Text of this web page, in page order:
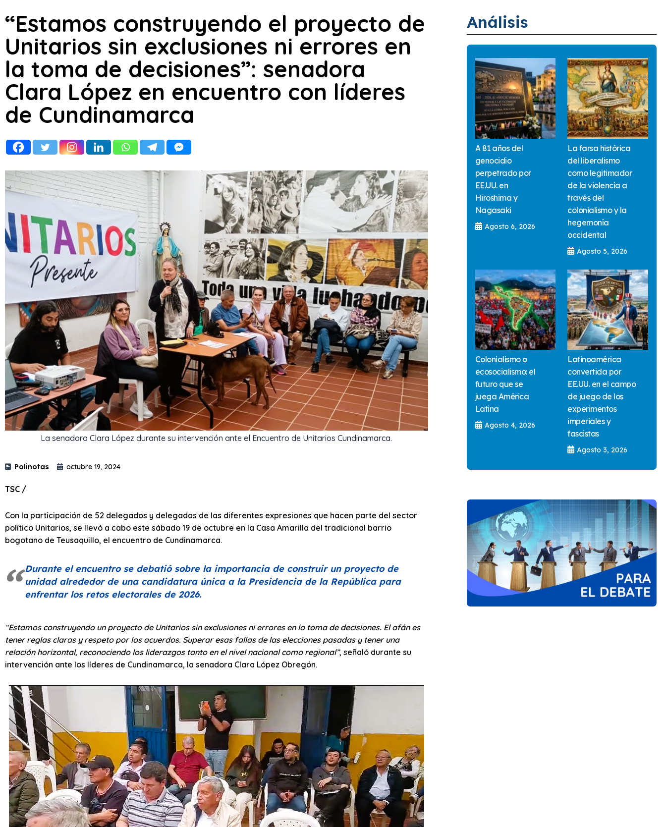
“Estamos construyendo el proyecto de
Unitarios sin exclusiones ni errores en
la toma de decisiones”: senadora
Clara López en encuentro con líderes
de Cundinamarca
La senadora Clara López durante su intervención ante el Encuentro de Unitarios Cundinamarca.
Polinotas octubre 19, 2024
TSC /
Con la participación de 52 delegados y delegadas de las diferentes expresiones que hacen parte del sector
político Unitarios, se llevó a cabo este sábado 19 de octubre en la Casa Amarilla del tradicional barrio
bogotano de Teusaquillo, el encuentro de Cundinamarca.
Durante el encuentro se debatió sobre la importancia de construir un proyecto de
unidad alrededor de una candidatura única a la Presidencia de la República para
enfrentar los retos electorales de 2026.
“Estamos construyendo un proyecto de Unitarios sin exclusiones ni errores en la toma de decisiones. El afán es
tener reglas claras y respeto por los acuerdos. Superar esas fallas de las elecciones pasadas y tener una
relación horizontal, reconociendo los liderazgos tanto en el nivel nacional como regional”, señaló durante su
intervención ante los líderes de Cundinamarca, la senadora Clara López Obregón.
Análisis
A 81 años del
genocidio
perpetrado por
EE.UU. en
Hiroshima y
Nagasaki
Agosto 6, 2026
La farsa histórica
del liberalismo
como legitimador
de la violencia a
través del
colonialismo y la
hegemonía
occidental
Agosto 5, 2026
Colonialismo o
ecosocialismo: el
futuro que se
juega América
Latina
Agosto 4, 2026
Latinoamérica
convertida por
EE.UU. en el campo
de juego de los
experimentos
imperiales y
fascistas
Agosto 3, 2026